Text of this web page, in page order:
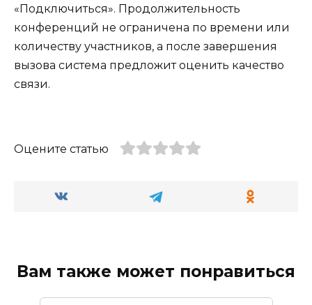
«Подключиться». Продолжительность
конференций не ограничена по времени или
количеству участников, а после завершения
вызова система предложит оценить качество
связи.
Оцените статью
Вам также может понравиться